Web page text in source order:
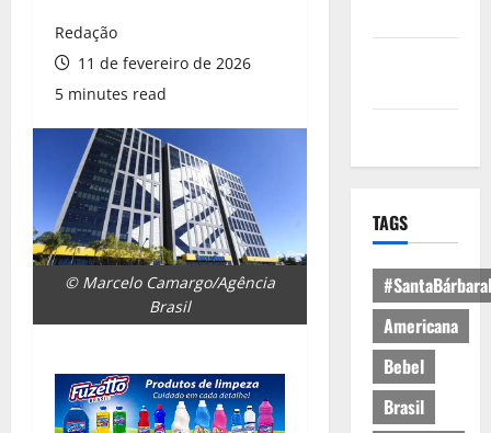
Redação
11 de fevereiro de 2026
5 minutes read
© Marcelo Camargo/Agência
Brasil
TAGS
Americana
Bebel
Brasil